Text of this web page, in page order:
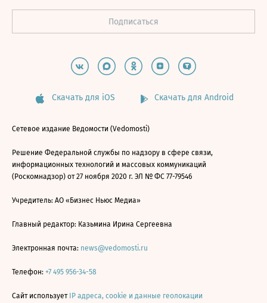
Скачать для iOS Скачать для Android
Сетевое издание Ведомости (Vedomosti)
Решение Федеральной службы по надзору в сфере связи,
информационных технологий и массовых коммуникаций
(Роскомнадзор) от 27 ноября 2020 г. ЭЛ № ФС 77-79546
Учредитель: АО «Бизнес Ньюс Медиа»
Главный редактор: Казьмина Ирина Сергеевна
Электронная почта: news@vedomosti.ru
Телефон: +7 495 956-34-58
Сайт использует IP адреса, cookie и данные геолокации